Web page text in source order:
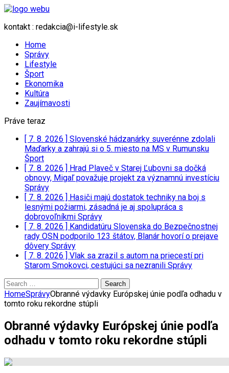
kontakt : redakcia@i-lifestyle.sk
Home
Správy
Lifestyle
Šport
Ekonomika
Kultúra
Zaujímavosti
Práve teraz
[ 7. 8. 2026 ] Slovenské hádzanárky suverénne zdolali
Maďarky a zahrajú si o 5. miesto na MS v Rumunsku
Šport
[ 7. 8. 2026 ] Hrad Plaveč v Starej Ľubovni sa dočká
obnovy, Migaľ považuje projekt za významnú investíciu
Správy
[ 7. 8. 2026 ] Hasiči majú dostatok techniky na boj s
lesnými požiarmi, zásadná je aj spolupráca s
dobrovoľníkmi Správy
[ 7. 8. 2026 ] Kandidatúru Slovenska do Bezpečnostnej
rady OSN podporilo 123 štátov, Blanár hovorí o prejave
dôvery Správy
[ 7. 8. 2026 ] Vlak sa zrazil s autom na priecestí pri
Starom Smokovci, cestujúci sa nezranili Správy
Search
for:
HomeSprávyObranné výdavky Európskej únie podľa odhadu v
tomto roku rekordne stúpli
Obranné výdavky Európskej únie podľa
odhadu v tomto roku rekordne stúpli